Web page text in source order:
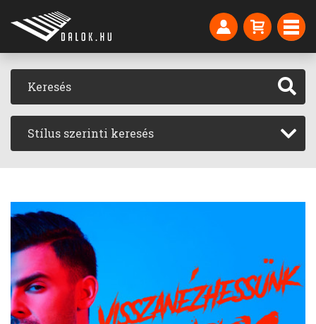
Stílus szerinti keresés